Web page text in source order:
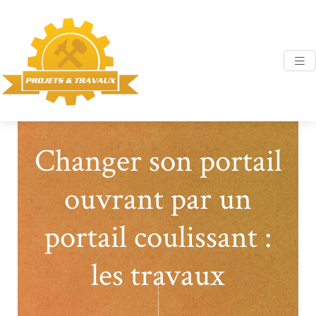
Changer son portail
ouvrant par un
portail coulissant :
les travaux